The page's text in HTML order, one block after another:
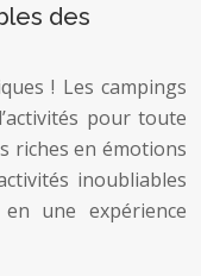
des
! Les campings
pour toute
riches en émotions
inoubliables
une expérience